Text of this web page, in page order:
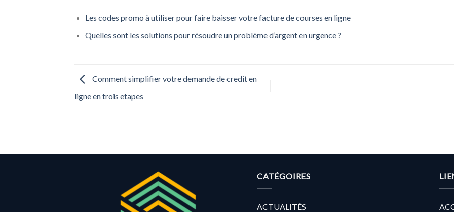
Les codes promo à utiliser pour faire baisser votre facture de courses en ligne
Quelles sont les solutions pour résoudre un problème d’argent en urgence ?
Comment simplifier votre demande de credit en
ligne en trois etapes
CATÉGOIRES
ACTUALITÉS